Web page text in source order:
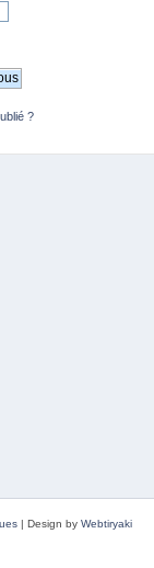
?
| Design by Webtiryaki